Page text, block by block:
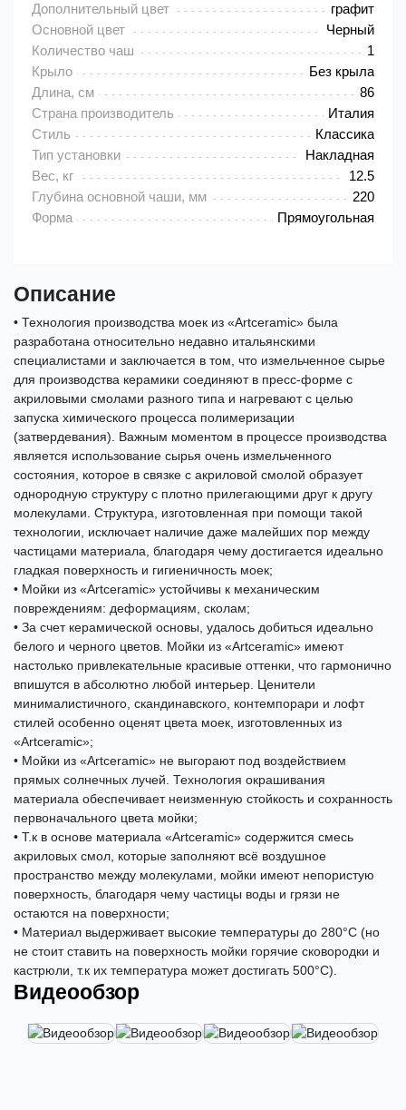
Дополнительный цвет
графит
Основной цвет
Черный
Количество чаш
1
Крыло
Без крыла
Длина, см
86
Страна производитель
Италия
Стиль
Классика
Тип установки
Накладная
Вес, кг
12.5
Глубина основной чаши, мм
220
Форма
Прямоугольная
Описание
• Технология производства моек из «Artceramic» была
разработана относительно недавно итальянскими
специалистами и заключается в том, что измельченное сырье
для производства керамики соединяют в пресс-форме с
акриловыми смолами разного типа и нагревают с целью
запуска химического процесса полимеризации
(затвердевания). Важным моментом в процессе производства
является использование сырья очень измельченного
состояния, которое в связке с акриловой смолой образует
однородную структуру с плотно прилегающими друг к другу
молекулами. Структура, изготовленная при помощи такой
технологии, исключает наличие даже малейших пор между
частицами материала, благодаря чему достигается идеально
гладкая поверхность и гигиеничность моек;
• Мойки из «Artceramic» устойчивы к механическим
повреждениям: деформациям, сколам;
• За счет керамической основы, удалось добиться идеально
белого и черного цветов. Мойки из «Artceramic» имеют
настолько привлекательные красивые оттенки, что гармонично
впишутся в абсолютно любой интерьер. Ценители
минималистичного, скандинавского, контемпорари и лофт
стилей особенно оценят цвета моек, изготовленных из
«Artceramic»;
• Мойки из «Artceramic» не выгорают под воздействием
прямых солнечных лучей. Технология окрашивания
материала обеспечивает неизменную стойкость и сохранность
первоначального цвета мойки;
• Т.к в основе материала «Artceramic» содержится смесь
акриловых смол, которые заполняют всё воздушное
пространство между молекулами, мойки имеют непористую
поверхность, благодаря чему частицы воды и грязи не
остаются на поверхности;
• Материал выдерживает высокие температуры до 280°С (но
не стоит ставить на поверхность мойки горячие сковородки и
кастрюли, т.к их температура может достигать 500°С).
Видеообзор